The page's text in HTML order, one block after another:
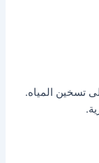
تسخين المياه.